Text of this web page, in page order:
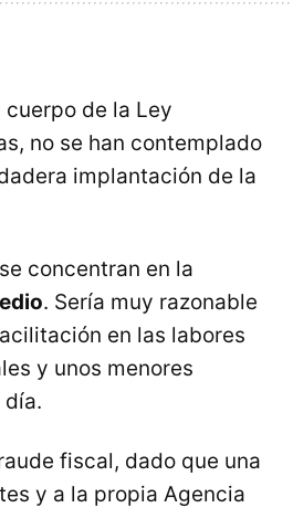
de la Ley
no se han contemplado
implantación de la
concentran en la
. Sería muy razonable
en las labores
y unos menores
día.
fiscal, dado que una
y a la propia Agencia